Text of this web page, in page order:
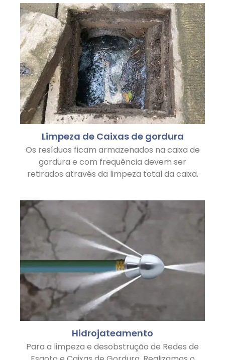
Limpeza de Caixas de gordura
Os resíduos ficam armazenados na caixa de
gordura e com frequência devem ser
retirados através da limpeza total da caixa.
Hidrojateamento
Para a limpeza e desobstrução de Redes de